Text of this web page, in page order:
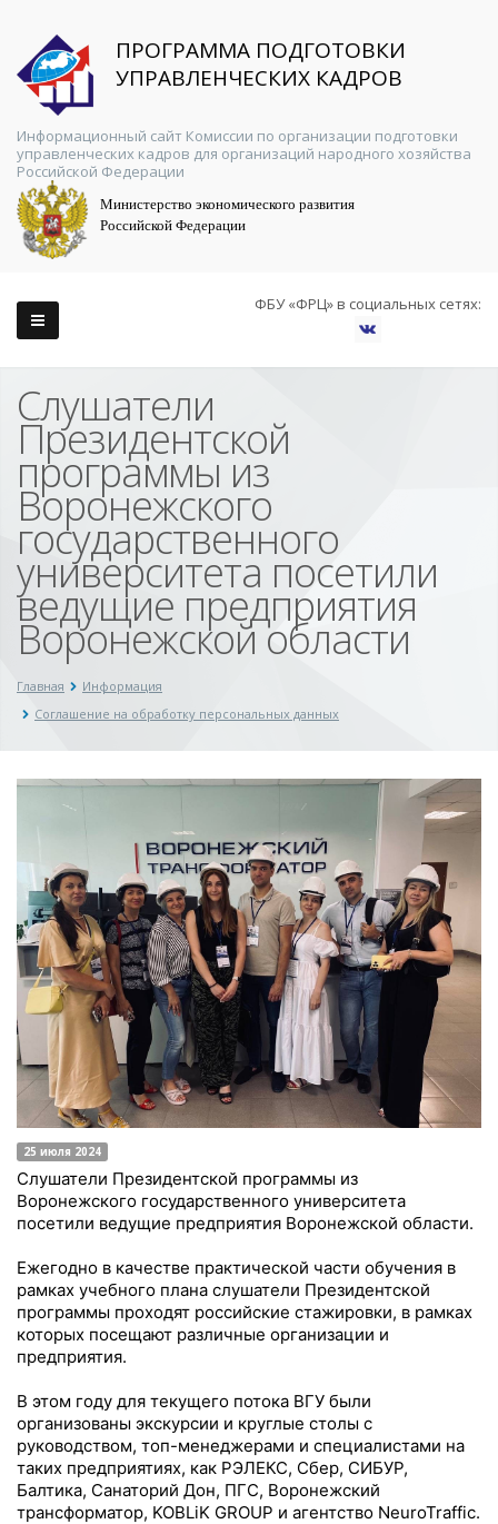
ПРОГРАММА ПОДГОТОВКИ
УПРАВЛЕНЧЕСКИХ КАДРОВ
Информационный сайт Комиссии по организации подготовки
управленческих кадров для организаций народного хозяйства
Российской Федерации
Министерство экономического развития
Российской Федерации
ФБУ «ФРЦ» в социальных сетях:
Слушатели
Президентской
программы из
Воронежского
государственного
университета посетили
ведущие предприятия
Воронежской области
Главная
Информация
Соглашение на обработку персональных данных
25 июля 2024
Слушатели Президентской программы из
Воронежского государственного университета
посетили ведущие предприятия Воронежской области.
Ежегодно в качестве практической части обучения в
рамках учебного плана слушатели Президентской
программы проходят российские стажировки, в рамках
которых посещают различные организации и
предприятия.
В этом году для текущего потока ВГУ были
организованы экскурсии и круглые столы с
руководством, топ-менеджерами и специалистами на
таких предприятиях, как РЭЛЕКС, Сбер, СИБУР,
Балтика, Санаторий Дон, ПГС, Воронежский
трансформатор, KOBLiK GROUP и агентство NeuroTraffic.